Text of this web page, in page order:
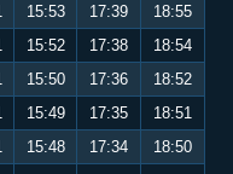
15:53 17:39
18:55
15:52 17:38
18:54
15:50 17:36
18:52
15:49 17:35
18:51
15:48 17:34
18:50